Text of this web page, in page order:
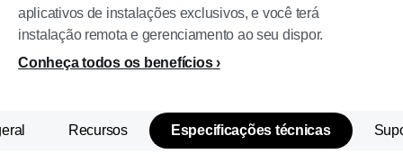
aplicativos de instalações exclusivos, e você terá
instalação remota e gerenciamento ao seu dispor.
Conheça todos os benefícios
Recursos Especificações técnicas